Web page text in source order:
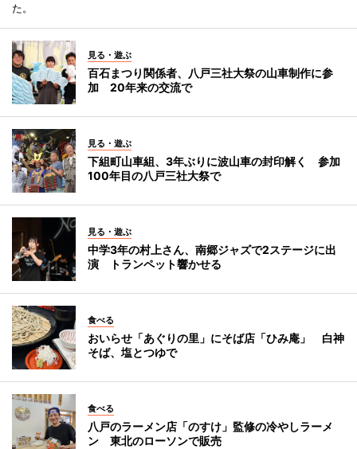
た。
見る・遊ぶ
百石まつり関係者、八戸三社大祭の山車制作に参
加 20年来の交流で
見る・遊ぶ
下組町山車組、3年ぶりに波山車の封印解く 参加
100年目の八戸三社大祭で
見る・遊ぶ
中学3年の村上さん、南郷ジャズで2ステージに出
演 トランペット響かせる
食べる
おいらせ「あぐりの里」にそば店「ひみ庵」 白神
そば、塩とつゆで
食べる
八戸のラーメン店「のすけ」監修の冷やしラーメ
ン 東北のローソンで販売